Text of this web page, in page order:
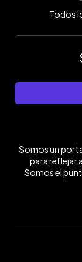
Todos
Somos un
para reflejar
Somos el